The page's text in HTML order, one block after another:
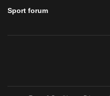
Sport forum